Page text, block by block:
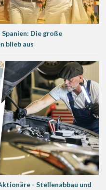
Die große
blieb aus
- Stellenabbau und